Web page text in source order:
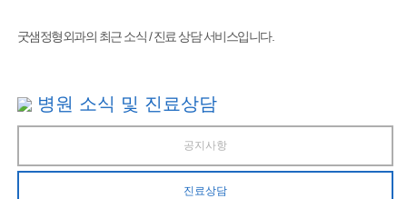
굿샘정형외과의 최근 소식 / 진료 상담 서비스입니다.
병원 소식 및 진료상담
공지사항
진료상담